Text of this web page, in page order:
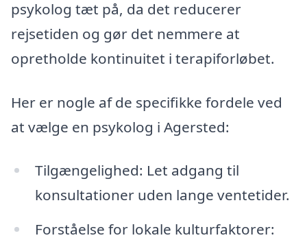
psykolog tæt på, da det reducerer
rejsetiden og gør det nemmere at
opretholde kontinuitet i terapiforløbet.
Her er nogle af de specifikke fordele ved
at vælge en psykolog i Agersted:
Tilgængelighed: Let adgang til
konsultationer uden lange ventetider.
Forståelse for lokale kulturfaktorer: